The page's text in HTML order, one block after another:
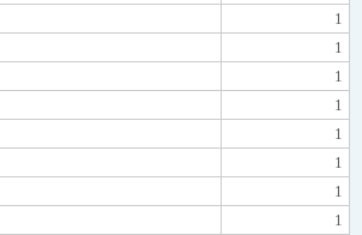
1
1
1
1
1
1
1
1